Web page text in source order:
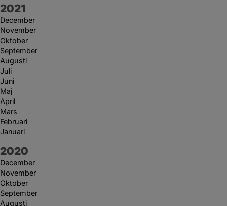
År:
2021
December
November
Oktober
September
Augusti
Juli
Juni
Maj
April
Mars
Februari
Januari
År:
2020
December
November
Oktober
September
Augusti